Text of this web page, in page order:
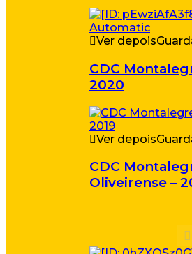
Ver depois
CDC
2020
Ver depois
CDC
Oliveirense –